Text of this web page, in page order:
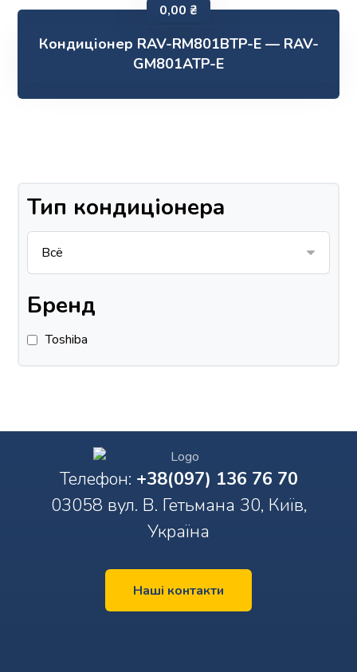
Кондиціонер RAV-RM801BTP-E — RAV-
GM801ATP-E
0,00 ₴
Тип кондиціонера
Бренд
Toshiba
Телефон: +38(097) 136 76 70
03058 вул. В. Гетьмана 30, Київ,
Україна
Наші контакти